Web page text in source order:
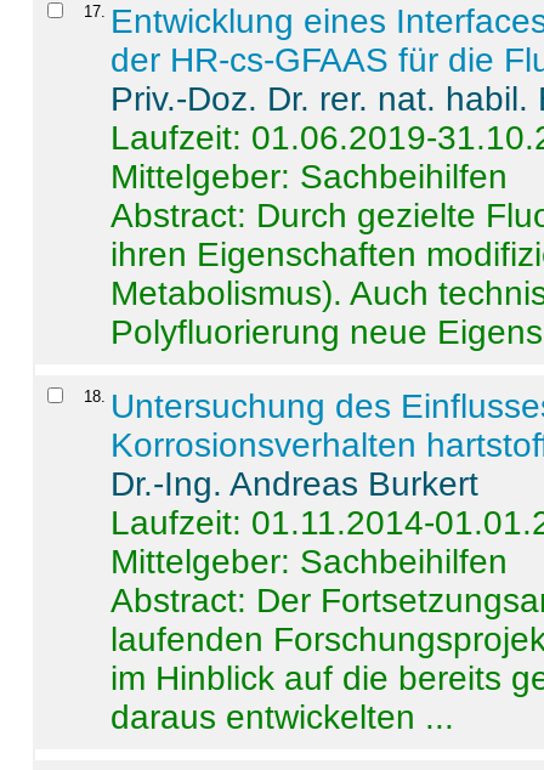
17
Entwicklung eines
der HR-cs-GFAAS für die
Priv.-Doz. Dr. rer. nat.
Laufzeit: 01.06.2019-
Mittelgeber: Sachbeihilfen
Abstract: Durch gezielte
ihren Eigenschaften
Metabolismus). Auch
Polyfluorierung neue
18
Untersuchung des
Korrosionsverhalten
Dr.-Ing. Andreas Burkert
Laufzeit: 01.11.2014-
Mittelgeber: Sachbeihilfen
Abstract: Der
laufenden
im Hinblick auf die bereits
daraus entwickelten ...